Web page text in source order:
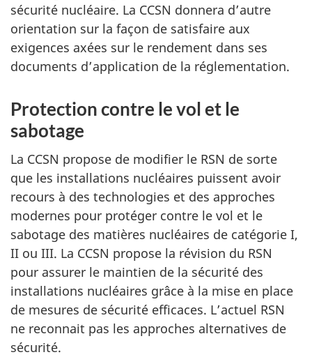
sécurité nucléaire. La CCSN donnera d’autre
orientation sur la façon de satisfaire aux
exigences axées sur le rendement dans ses
documents d’application de la réglementation.
Protection contre le vol et le
sabotage
La CCSN propose de modifier le RSN de sorte
que les installations nucléaires puissent avoir
recours à des technologies et des approches
modernes pour protéger contre le vol et le
sabotage des matières nucléaires de catégorie I,
II ou III. La CCSN propose la révision du RSN
pour assurer le maintien de la sécurité des
installations nucléaires grâce à la mise en place
de mesures de sécurité efficaces. L’actuel RSN
ne reconnait pas les approches alternatives de
sécurité.